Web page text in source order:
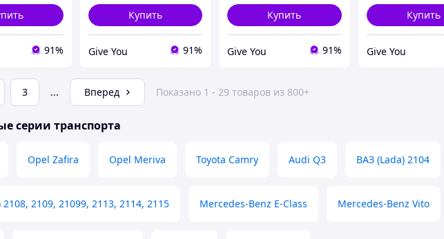
91%
Купить
Give You 91%
Купить
Give You 91%
Купить
Give You
3 ... Вперед Показано 1 - 29 товаров из 800+
серии транспорта
Opel Zafira Opel Meriva Toyota Camry Audi Q3 ВАЗ (Lada) 2104
2108, 2109, 21099, 2113, 2114, 2115 Mercedes-Benz E-Class Mercedes-Benz Vito